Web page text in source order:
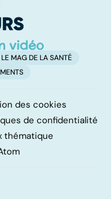
LE MAG DE LA SANTÉ
des cookies
de confidentialité
thématique